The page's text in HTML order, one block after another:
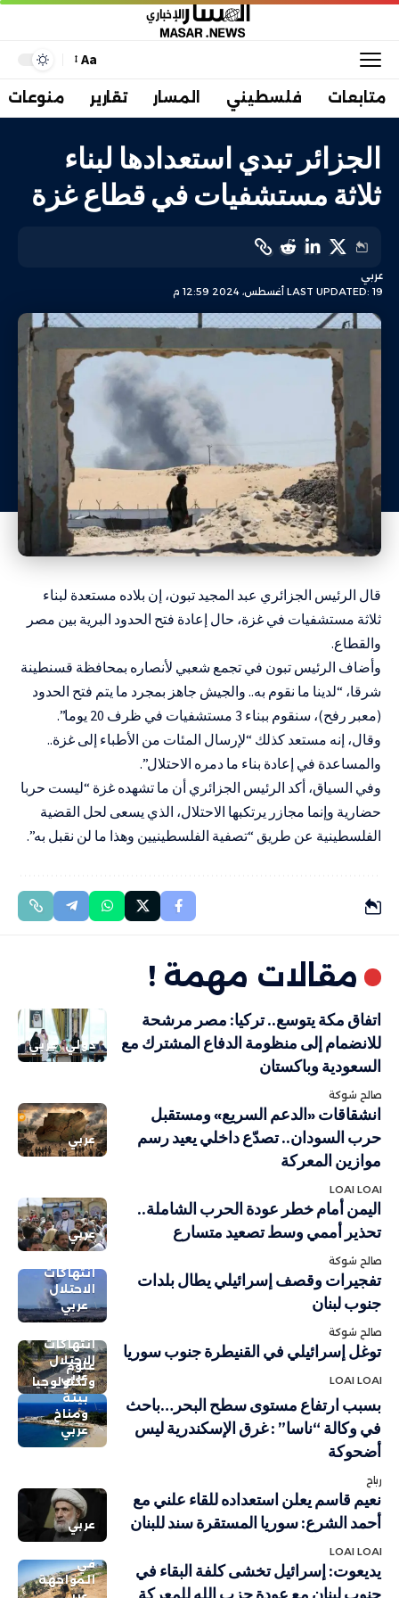
Aa
متابعات فلسطيني المسار تقارير منوعات
الجزائر تبدي استعدادها لبناء
ثلاثة مستشفيات في قطاع غزة
LAST UPDATED: 19 أغسطس، 2024 12:59 م
عربي
قال الرئيس الجزائري عبد المجيد تبون، إن بلاده مستعدة لبناء
ثلاثة مستشفيات في غزة، حال إعادة فتح الحدود البرية بين مصر
والقطاع.
وأضاف الرئيس تبون في تجمع شعبي لأنصاره بمحافظة قسنطينة
شرقا، “لدينا ما نقوم به.. والجيش جاهز بمجرد ما يتم فتح الحدود
(معبر رفح)، سنقوم ببناء 3 مستشفيات في ظرف 20 يوما”.
وقال، إنه مستعد كذلك “لإرسال المئات من الأطباء إلى غزة..
والمساعدة في إعادة بناء ما دمره الاحتلال”.
وفي السياق، أكد الرئيس الجزائري أن ما تشهده غزة “ليست حربا
حضارية وإنما مجازر يرتكبها الاحتلال، الذي يسعى لحل القضية
الفلسطينية عن طريق “تصفية الفلسطينيين وهذا ما لن نقبل به”.
مقالات مهمة !
دولي عربي
اتفاق مكة يتوسع.. تركيا: مصر مرشحة
للانضمام إلى منظومة الدفاع المشترك مع
السعودية وباكستان
صالح شوكة
عربي
انشقاقات «الدعم السريع» ومستقبل
حرب السودان.. تصدّع داخلي يعيد رسم
موازين المعركة
LOAI LOAI
عربي
اليمن أمام خطر عودة الحرب الشاملة..
تحذير أممي وسط تصعيد متسارع
صالح شوكة
انتهاكات
الاحتلال
عربي
تفجيرات وقصف إسرائيلي يطال بلدات
جنوب لبنان
صالح شوكة
انتهاكات
الاحتلال
عربي
توغل إسرائيلي في القنيطرة جنوب سوريا
LOAI LOAI
علوم
وتكنولوجيا
بيئة
ومناخ
عربي
بسبب ارتفاع مستوى سطح البحر…باحث
في وكالة “ناسا” : غرق الإسكندرية ليس
أضحوكة
رباح
عربي
نعيم قاسم يعلن استعداده للقاء علني مع
أحمد الشرع: سوريا المستقرة سند للبنان
LOAI LOAI
في
المواجهة
يديعوت: إسرائيل تخشى كلفة البقاء في
جنوب لبنان مع عودة حزب الله للمعركة